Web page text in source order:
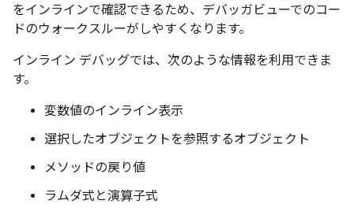
をインラインで確認できるため、デバッガビューでのコー
ドのウォークスルーがしやすくなります。
インライン デバッグでは、次のような情報を利用できま
す。
変数値のインライン表示
選択したオブジェクトを参照するオブジェクト
メソッドの戻り値
ラムダ式と演算子式